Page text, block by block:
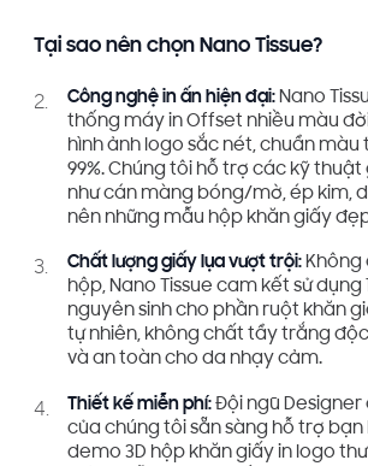
Tại sao nên chọn Nano Tissue?
Công nghệ in ấn hiện đại:Nano
thống máy in Offset nhiều màu
hình ảnh logo sắc nét, chuẩn màu
99%. Chúng tôi hỗ trợ các kỹ thuật
như cán màng bóng/mờ, ép kim,
nên những mẫu hộp khăn giấy
Chất lượng giấy lụa vượt trội: Không
hộp, Nano Tissue cam kết sử dụng
nguyên sinh cho phần ruột khăn
tự nhiên, không chất tẩy trắng
và an toàn cho da nhạy cảm.
Thiết kế miễn phí:Đội ngũ Designer
của chúng tôi sẵn sàng hỗ trợ bạn
demo 3D hộp khăn giấy in logo